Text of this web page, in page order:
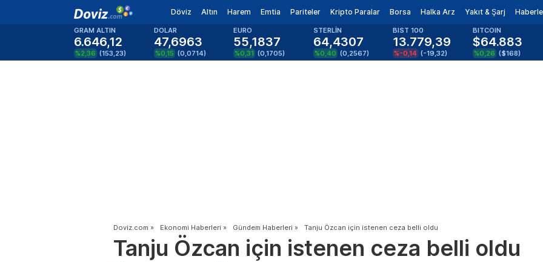
Döviz Altın Harem Emtia Pariteler Kripto Paralar Borsa Halka Arz Yakıt & Şarj
GRAM ALTIN
6.646,12
%2,36 (153,23)
DOLAR
47,6963
%0,15 (0,0714)
EURO
55,1837
%0,31 (0,1705)
STERLİN
64,4307
%0,40 (0,2567)
BIST 100
13.779,39
%-0,14 (-19,32)
BITCOIN
$64.883
%0,26 ($168)
Doviz.com » Ekonomi Haberleri » Gündem Haberleri » Tanju Özcan için istenen ceza belli oldu
Tanju Özcan için istenen ceza belli oldu